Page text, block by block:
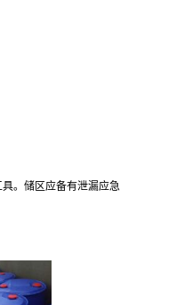
。储区应备有泄漏应急